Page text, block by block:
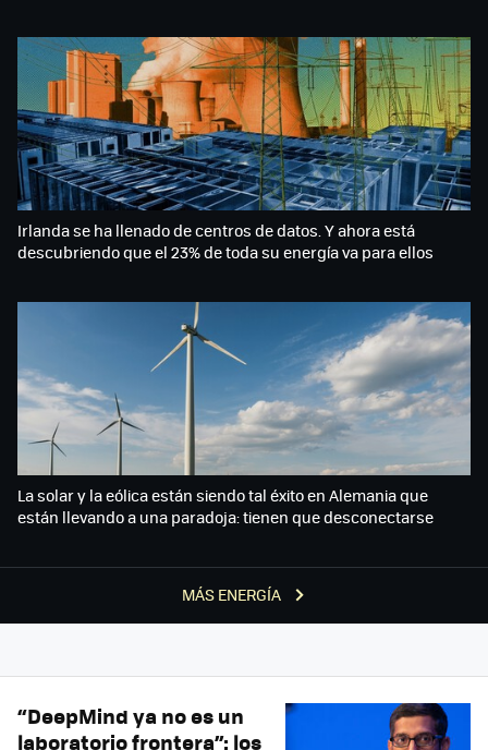
MÁS ENERGÍA
Irlanda se ha llenado de centros de datos. Y ahora está
descubriendo que el 23% de toda su energía va para ellos
La solar y la eólica están siendo tal éxito en Alemania que
están llevando a una paradoja: tienen que desconectarse
“DeepMind ya no es un
laboratorio frontera”: los